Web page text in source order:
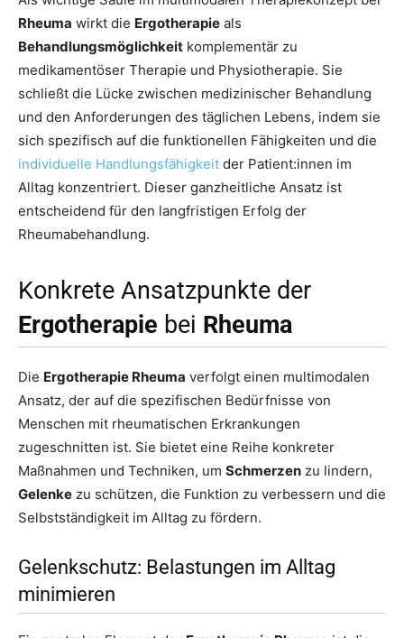
Rheuma wirkt die Ergotherapie als
Behandlungsmöglichkeit komplementär zu
medikamentöser Therapie und Physiotherapie. Sie
schließt die Lücke zwischen medizinischer Behandlung
und den Anforderungen des täglichen Lebens, indem sie
sich spezifisch auf die funktionellen Fähigkeiten und die
individuelle Handlungsfähigkeit der Patient:innen im
Alltag konzentriert. Dieser ganzheitliche Ansatz ist
entscheidend für den langfristigen Erfolg der
Rheumabehandlung.
Konkrete Ansatzpunkte der
Ergotherapie bei Rheuma
Die Ergotherapie Rheuma verfolgt einen multimodalen
Ansatz, der auf die spezifischen Bedürfnisse von
Menschen mit rheumatischen Erkrankungen
zugeschnitten ist. Sie bietet eine Reihe konkreter
Maßnahmen und Techniken, um Schmerzen zu lindern,
Gelenke zu schützen, die Funktion zu verbessern und die
Selbstständigkeit im Alltag zu fördern.
Gelenkschutz: Belastungen im Alltag
minimieren